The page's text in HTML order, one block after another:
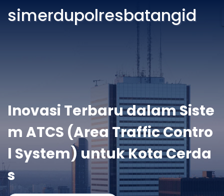
simerdupolresbatangid
Inovasi Terbaru dalam Siste
m ATCS (Area Traffic Contro
l System) untuk Kota Cerda
s